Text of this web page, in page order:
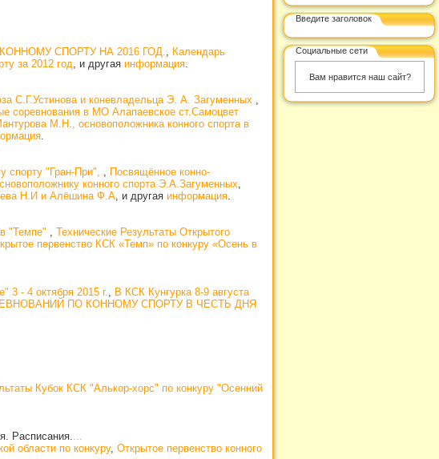
СПОРТУ НА 2016 ГОД., Календарь
за 2012 год, и другая информация.
С.Г.Устинова и коневладельца Э. А. Загуменных ,
соревнования в МО Алапаевское ст.Самоцвет
М.Н., основоположника конного спорта в
.
спорту "Гран-При", , Посвящённое конно-
конного спорта Э.А.Загуменных,
Н.И и Алёшина Ф.А, и другая информация.
"Темпе" , Технические Результаты Открытого
первенство КСК «Темп» по конкуру «Осень в
3 - 4 октября 2015 г., В КСК Кунгурка 8-9 августа
ПО КОННОМУ СПОРТУ В ЧЕСТЬ ДНЯ
Кубок КСК "Алькор-хорс" по конкуру "Осенний
Расписания....
области по конкуру, Открытое первенство конного
Введите заголовок
Социальные сети
Вам нравится наш сайт?